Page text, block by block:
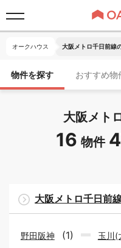
オークハウス 大阪メトロ千日前線
物件を探す おすすめ物
大阪メト
16 物件
大阪メトロ千日前
野田阪神 (1) 玉川(